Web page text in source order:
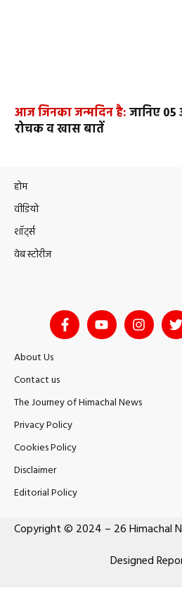
आज जिनका जन्मदिन है:जानिए
रोचक व खास बातें
होम
वीडियो
शॉर्ट्स
वेब स्टोरीज
About Us
Contact us
The Journey of Himachal News
Privacy Policy
Cookies Policy
Disclaimer
Editorial Policy
Copyright © 2024 – 26 Himachal
Designed